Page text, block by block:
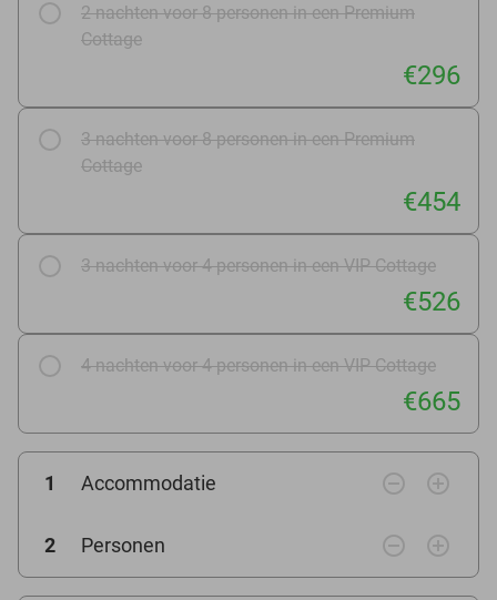
2 nachten voor 8 personen in een Premium
Cottage
€296
3 nachten voor 8 personen in een Premium
Cottage
€454
3 nachten voor 4 personen in een VIP Cottage
€526
4 nachten voor 4 personen in een VIP Cottage
€665
1 Accommodatie remove_circle_outline add_circle_outline
2 Personen remove_circle_outline add_circle_outline